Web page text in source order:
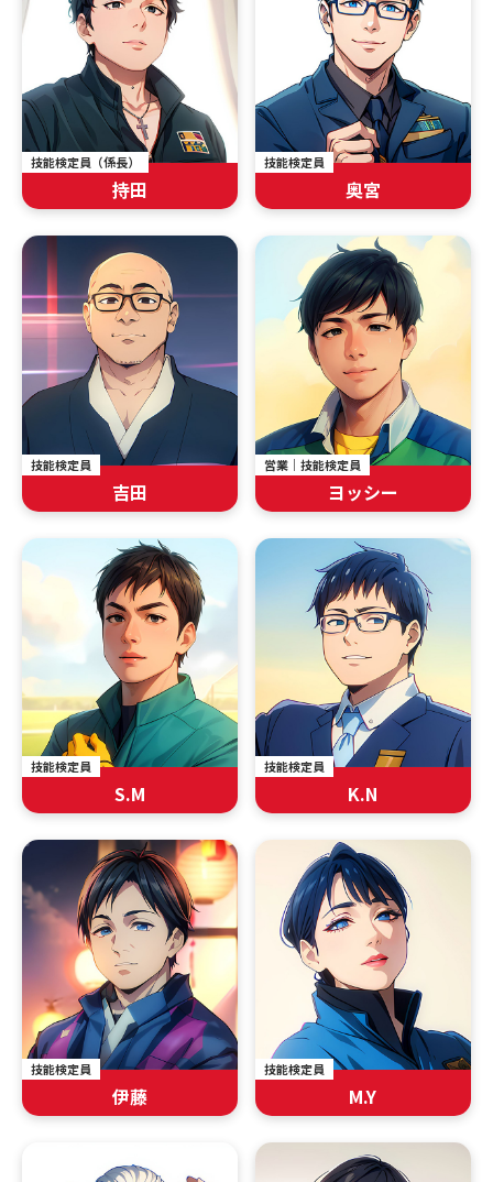
技能検定員（係長）
持田
技能検定員
奥宮
技能検定員
吉田
営業｜技能検定員
ヨッシー
技能検定員
S.M
技能検定員
K.N
技能検定員
伊藤
技能検定員
M.Y